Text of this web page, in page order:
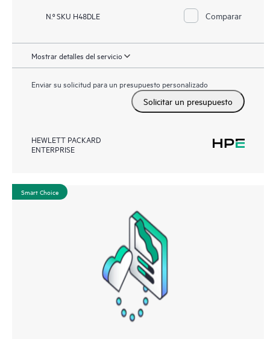
N.º SKU H48DLE Comparar
Mostrar detalles del servicio
Enviar su solicitud para un presupuesto personalizado
Solicitar un presupuesto
HEWLETT PACKARD
ENTERPRISE
Smart Choice